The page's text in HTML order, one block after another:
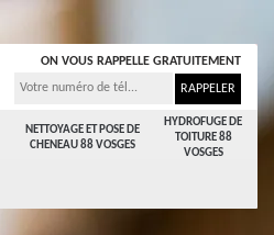
NETTOYAGE ET POSE DE
CHENEAU 88 VOSGES
HYDROFUGE DE
TOITURE 88
VOSGES
ON VOUS RAPPELLE GRATUITEMENT